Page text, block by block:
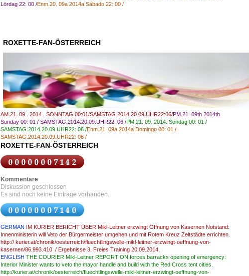
Lördag 22: 00 /Enm .20. 09a 2014a Sábado 22: 00 /
ROXETTE-FAN-ÖSTERREICH
AM.21. 09 . 2014 . SONNTAG 00:01/SAMSTAG.2014.20.09.UHR22:06/PM.21. 09th 2014th
Sunday 00: 01 / SAMSTAG.2014.20.09.UHR22: 06 /PM.21. 09. 2014. Söndag 00: 01 /
SAMSTAG.2014.20.09.UHR22: 06 /Enm.21. 09a 2014a Domingo 00: 01 /
SAMSTAG.2014.20.09.UHR22: 06 /
ROXETTE-FAN-ÖSTERREICH
Kommentare
Diskussion geschlossen
Es sind noch keine Einträge vorhanden.
GERMAN IM KURIER BERICHT ÜBER Mikl-Leitner erzwingt Öffnung von Kasernen Notstand:
Innenministerin will Veto der Bürgermeister umgehen und mit Rotem Kreuz Zeltstädte errichten.
http:// kurier.at/chronik/oesterreich/fluechtlingswelle-mikl-leitner-erzwingt-oeffnung-von-
kasernen/86.993.410 / Ergebnisse 3. Freies Training 20.09.2014.
ENGLISH THE COURIER Mikl-Leitner REPORT ON forces barracks opening of emergency:
Interior Minister wants to veto the mayor handle and build with the Red Cross tent cities
http://kurier.at/chronik/oesterreich/fluechtlingswelle-mikl-leitner-erzwingt-oeffnung-von-